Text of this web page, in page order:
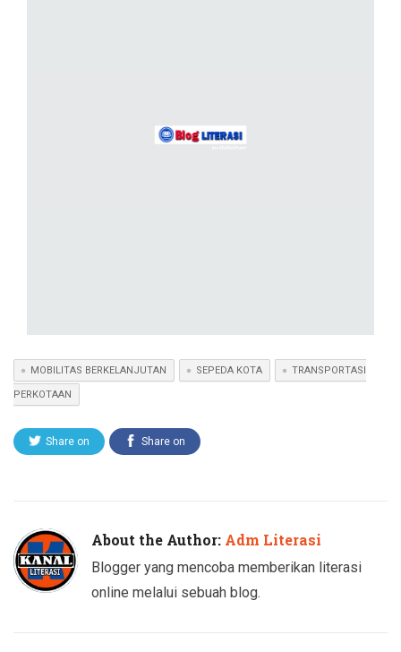
MOBILITAS BERKELANJUTAN SEPEDA KOTA TRANSPORTASI
PERKOTAAN
Share on Share on
About the Author: Adm Literasi
Blogger yang mencoba memberikan literasi
online melalui sebuah blog.